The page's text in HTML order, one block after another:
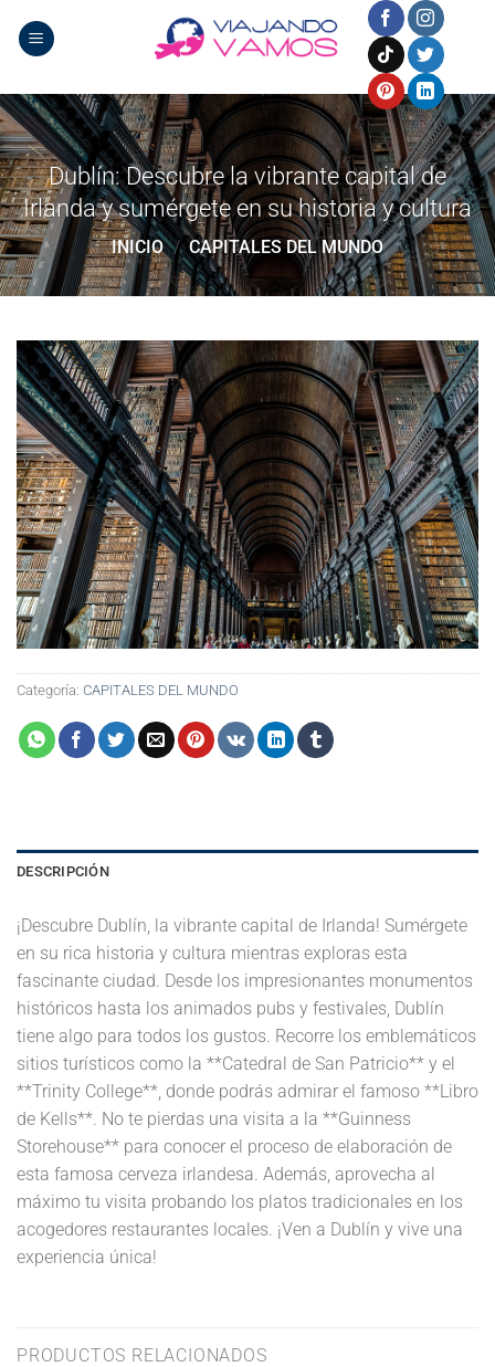
Dublín: Descubre la vibrante capital de
Irlanda y sumérgete en su historia y cultura
INICIO / CAPITALES DEL MUNDO
Categoría: CAPITALES DEL MUNDO
DESCRIPCIÓN
¡Descubre Dublín, la vibrante capital de Irlanda! Sumérgete
en su rica historia y cultura mientras exploras esta
fascinante ciudad. Desde los impresionantes monumentos
históricos hasta los animados pubs y festivales, Dublín
tiene algo para todos los gustos. Recorre los emblemáticos
sitios turísticos como la **Catedral de San Patricio** y el
**Trinity College**, donde podrás admirar el famoso **Libro
de Kells**. No te pierdas una visita a la **Guinness
Storehouse** para conocer el proceso de elaboración de
esta famosa cerveza irlandesa. Además, aprovecha al
máximo tu visita probando los platos tradicionales en los
acogedores restaurantes locales. ¡Ven a Dublín y vive una
experiencia única!
PRODUCTOS RELACIONADOS